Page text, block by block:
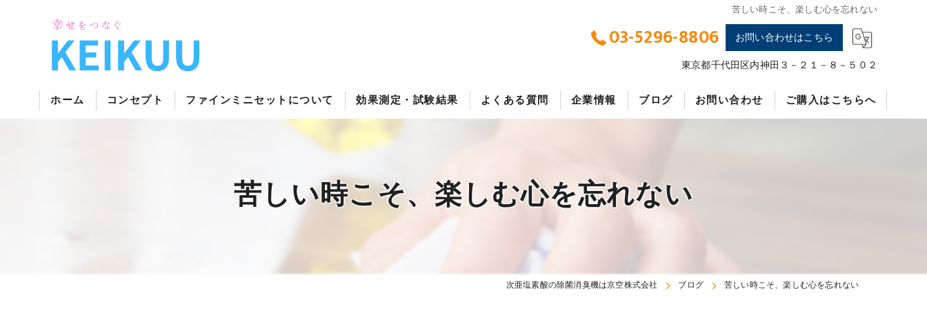
苦しい時こそ、楽しむ心を忘れない
03-5296-8806
お問い合わせはこちら
東京都千代田区内神田３－２１－８－５０２
ホーム コンセプト
次亜塩素酸の消臭機･株式会社FMIの評判
次亜塩素酸の消臭機･株式会社FMIのお客様の声
ファインミニセットについて 効果測定・試験結果 よくある質問 企業情報 ブログ お問い合わせ ご購入はこちらへ
苦しい時こそ、楽しむ心を忘れない
次亜塩素酸の除菌消臭機は京空株式会社 ブログ 苦しい時こそ、楽しむ心を忘れない